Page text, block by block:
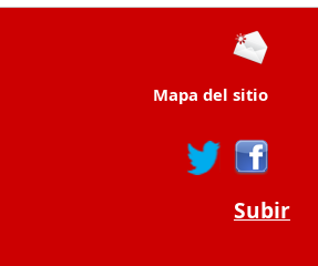
Mapa del sitio
Subir